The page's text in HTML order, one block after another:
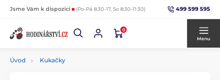
Jsme Vám k dispozici (Po-Pá 8:30-17, So 8:30-11:30) 499 599 595
0
Menu
Úvod Kukačky